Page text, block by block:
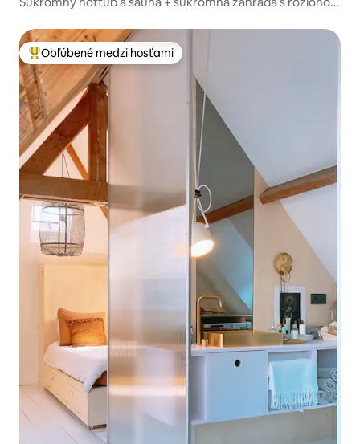
Najobľúbenejšie medzi hosťami
Obľúbené medzi hosťami